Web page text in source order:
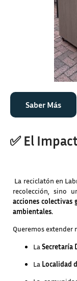
Saber Más
✅ El
La reciclatón en
recolección, sino
acciones colectivas
ambientales.
Queremos extender
La Secretaría
La Localidad